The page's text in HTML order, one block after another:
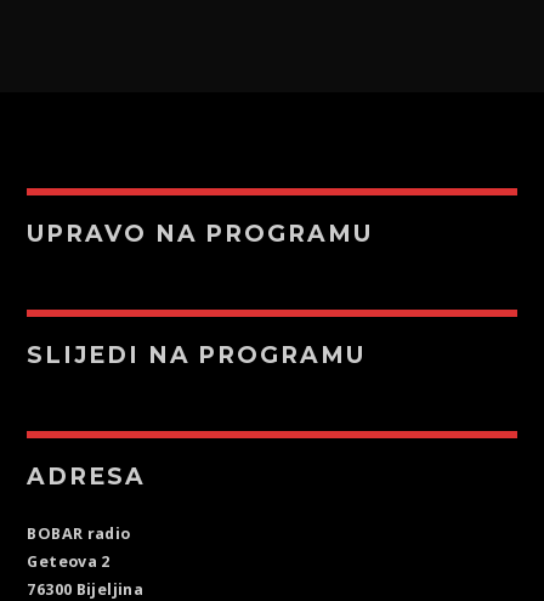
UPRAVO NA PROGRAMU
SLIJEDI NA PROGRAMU
ADRESA
BOBAR radio
Geteova 2
76300 Bijeljina